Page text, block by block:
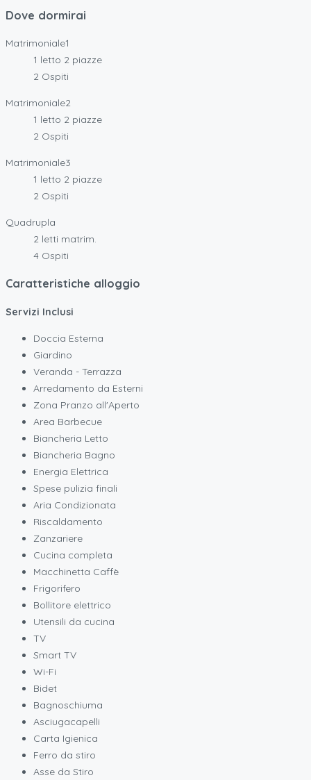
Dove dormirai
Matrimoniale1
1 letto 2 piazze
2 Ospiti
Matrimoniale2
1 letto 2 piazze
2 Ospiti
Matrimoniale3
1 letto 2 piazze
2 Ospiti
Quadrupla
2 letti matrim.
4 Ospiti
Caratteristiche alloggio
Servizi Inclusi
Doccia Esterna
Giardino
Veranda - Terrazza
Arredamento da Esterni
Zona Pranzo all'Aperto
Area Barbecue
Biancheria Letto
Biancheria Bagno
Energia Elettrica
Spese pulizia finali
Aria Condizionata
Riscaldamento
Zanzariere
Cucina completa
Macchinetta Caffè
Frigorifero
Bollitore elettrico
Utensili da cucina
TV
Smart TV
Wi-Fi
Bidet
Bagnoschiuma
Asciugacapelli
Carta Igienica
Ferro da stiro
Asse da Stiro